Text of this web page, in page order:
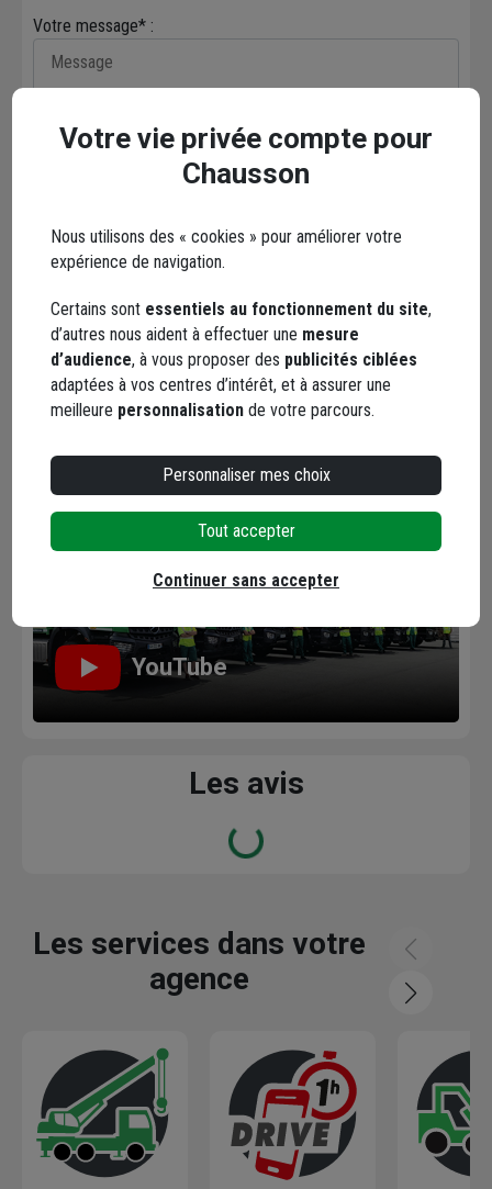
Votre message* :
Les réseaux sociaux
Facebook Instagram
YouTube
Les avis
Loading...
Les services dans votre
agence
Votre vie privée compte pour
Chausson
Nous utilisons des « cookies » pour améliorer votre
expérience de navigation.
Certains sont essentiels au fonctionnement du site,
d’autres nous aident à effectuer une mesure
d’audience, à vous proposer des publicités ciblées
adaptées à vos centres d’intérêt, et à assurer une
meilleure personnalisation de votre parcours.
Personnaliser mes choix
Tout accepter
Continuer sans accepter